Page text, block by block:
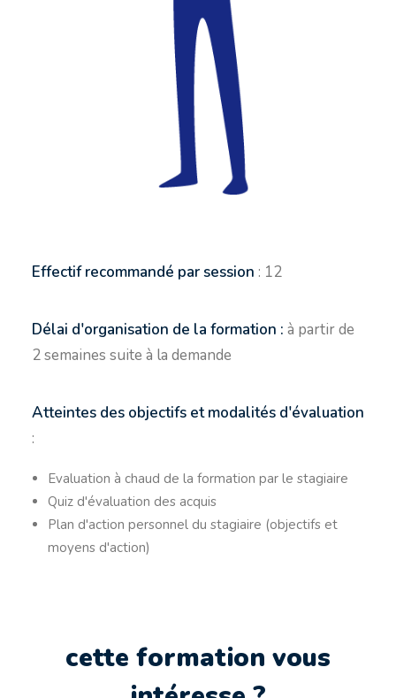
Effectif recommandé par session : 12
Délai d'organisation de la formation : à partir de
2 semaines suite à la demande
Atteintes des objectifs et modalités d'évaluation
:
Evaluation à chaud de la formation par le stagiaire
Quiz d'évaluation des acquis
Plan d'action personnel du stagiaire (objectifs et
moyens d'action)
cette formation vous